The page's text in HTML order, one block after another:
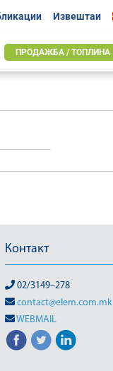
Извештаи
ПРОДАЖБА / ТОПЛИНА
Контакт
02/3149–278
contact@elem.com.mk
WEBMAIL